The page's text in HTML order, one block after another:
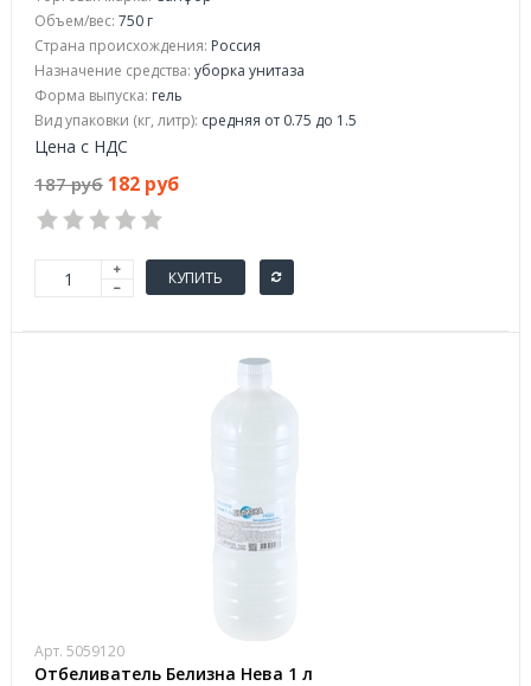
Объем/вес: 750 г
Страна происхождения: Россия
Назначение средства: уборка унитаза
Форма выпуска: гель
Вид упаковки (кг, литр): средняя от 0.75 до 1.5
Цена с НДС
187 руб 182 руб
КУПИТЬ
Арт. 5059120
Отбеливатель Белизна Нева 1 л